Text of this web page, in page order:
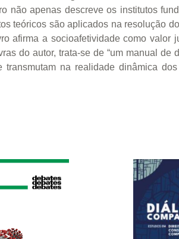
não apenas descreve os institutos
teóricos são aplicados na resolução
afirma a socioafetividade como valor
do autor, trata-se de “um manual
na realidade dinâmica